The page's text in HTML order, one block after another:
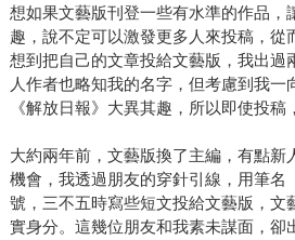
想如果文藝版刊登一些有水準的作品，
趣，說不定可以激發更多人來投稿，從
想到把自己的文章投給文藝版，我出過
人作者也略知我的名字，但考慮到我一
《解放日報》大異其趣，所以即使投稿
大約兩年前，文藝版換了主編，有點新
機會，我透過朋友的穿針引線，用筆名
號，三不五時寫些短文投給文藝版，文
實身分。這幾位朋友和我素未謀面，卻